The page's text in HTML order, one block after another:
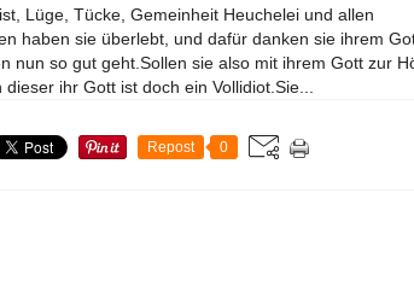
Lüge, Tücke, Gemeinheit Heuchelei und allen
haben sie überlebt, und dafür danken sie ihrem
nun so gut geht.Sollen sie also mit ihrem Gott zur
ihr Gott ist doch ein Vollidiot.Sie...
Repost 0